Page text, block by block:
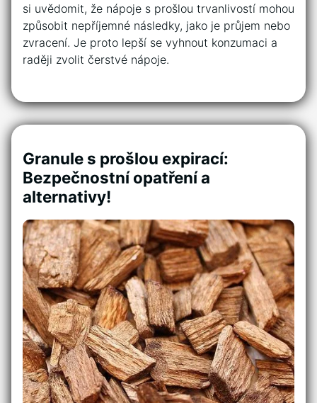
si uvědomit, že nápoje s prošlou trvanlivostí mohou
způsobit nepříjemné následky, jako je průjem nebo
zvracení. Je proto lepší se vyhnout konzumaci a
raději zvolit čerstvé nápoje.
Granule s prošlou expirací:
Bezpečnostní opatření a
alternativy!